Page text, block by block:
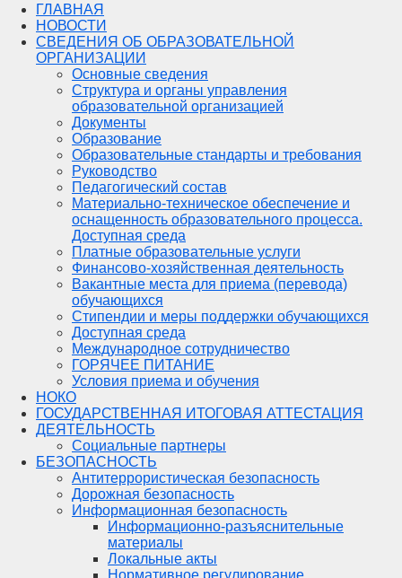
ГЛАВНАЯ
НОВОСТИ
СВЕДЕНИЯ ОБ ОБРАЗОВАТЕЛЬНОЙ
ОРГАНИЗАЦИИ
Основные сведения
Структура и органы управления
образовательной организацией
Документы
Образование
Образовательные стандарты и требования
Руководство
Педагогический состав
Материально-техническое обеспечение и
оснащенность образовательного процесса.
Доступная среда
Платные образовательные услуги
Финансово-хозяйственная деятельность
Вакантные места для приема (перевода)
обучающихся
Стипендии и меры поддержки обучающихся
Доступная среда
Международное сотрудничество
ГОРЯЧЕЕ ПИТАНИЕ
Условия приема и обучения
НОКО
ГОСУДАРСТВЕННАЯ ИТОГОВАЯ АТТЕСТАЦИЯ
ДЕЯТЕЛЬНОСТЬ
Социальные партнеры
БЕЗОПАСНОСТЬ
Антитеррористическая безопасность
Дорожная безопасность
Информационная безопасность
Информационно-разъяснительные
материалы
Локальные акты
Нормативное регулирование